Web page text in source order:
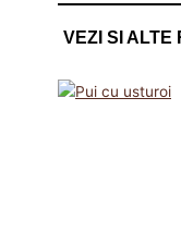
VEZI SI ALTE